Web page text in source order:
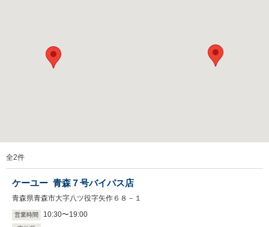
全2件
ケーユー 青森７号バイパス店
青森県青森市大字八ツ役字矢作６８－１
営業時間 10:30〜19:00